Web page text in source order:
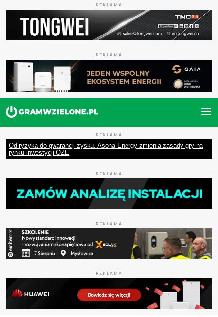
REKLAMA
REKLAMA
REKLAMA
Od ryzyka do gwarancji zysku. Asona Energy zmienia zasady gry na
rynku inwestycji OZE
REKLAMA
REKLAMA
REKLAMA